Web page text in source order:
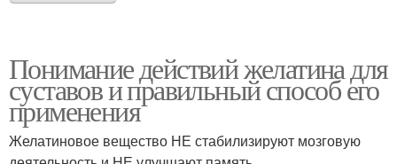
Понимание действий желатина для
суставов и правильный способ его
применения
Желатиновое вещество НЕ стабилизируют мозговую